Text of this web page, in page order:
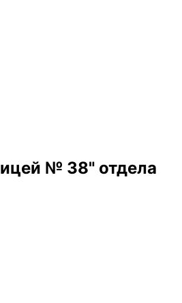
№ 38" отдела